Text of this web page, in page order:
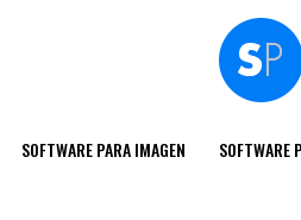
SOFTWARE PARA IMAGEN SOFTWARE